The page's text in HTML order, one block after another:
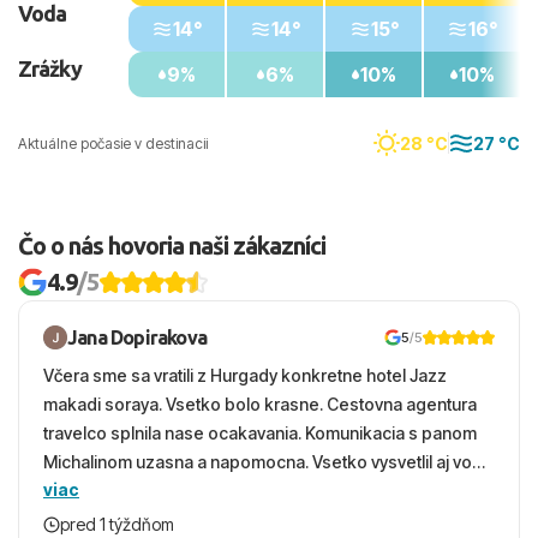
Aktuálne počasie v destinacii 28 °C 27 °C
Voda
Zrážky
14°
9%
14°
6%
15°
10%
16°
10%
Čo o nás hovoria naši zákazníci
4.9/5
Jana Dopirakova 5/5
Včera sme sa vratili z Hurgady konkretne hotel Jazz
makadi soraya. Vsetko bolo krasne. Cestovna agentura
travelco splnila nase ocakavania. Komunikacia s panom
Michalinom uzasna a napomocna. Vsetko vysvetlil aj vo
vecernych hodinach zaco sa ospravedlnujem. Hotel
krasny, cisty. Sluzby top. Strava, prostredie, more,
viac
pred 1 týždňom